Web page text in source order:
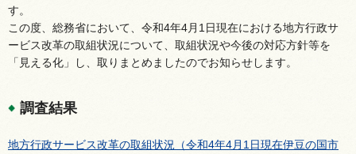
す。
この度、総務省において、令和4年4月1日現在における地方行政サ
ービス改革の取組状況について、取組状況や今後の対応方針等を
「見える化」し、取りまとめましたのでお知らせします。
調査結果
地方行政サービス改革の取組状況（令和4年4月1日現在伊豆の国市